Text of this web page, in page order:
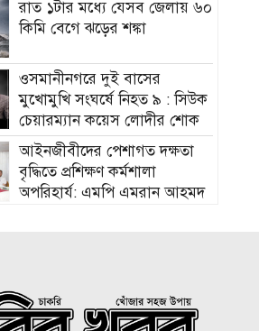
রাত ১টার মধ্যে যেসব জেলায় ৬০
কিমি বেগে ঝড়ের শঙ্কা
ওসমানীনগরে দুই বাসের
মুখোমুখি সংঘর্ষে নিহত ৯ : সিউক
চেয়ারম্যান কয়েস লোদীর শোক
‎আইনজীবীদের পেশাগত দক্ষতা
বৃদ্ধিতে প্রশিক্ষণ কর্মশালা
অপরিহার্য: এমপি এমরান আহমদ
হামের উপসর্গে আরও ৩ শিশুর